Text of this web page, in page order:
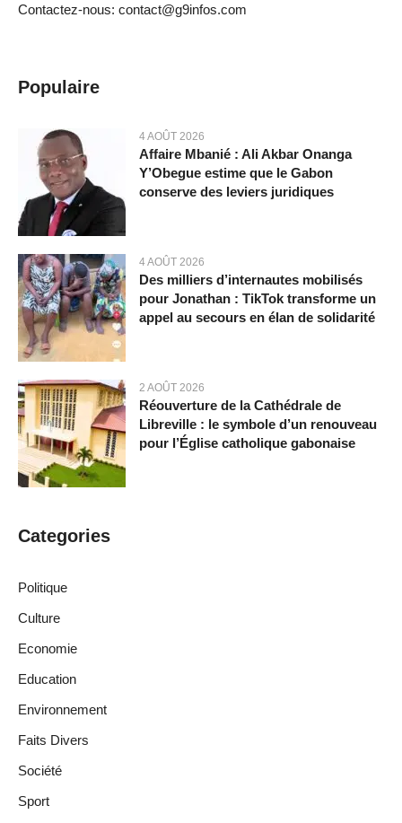
Contactez-nous: contact@g9infos.com
Populaire
4 AOÛT 2026
Affaire Mbanié : Ali Akbar Onanga
Y’Obegue estime que le Gabon
conserve des leviers juridiques
4 AOÛT 2026
Des milliers d’internautes mobilisés
pour Jonathan : TikTok transforme un
appel au secours en élan de solidarité
2 AOÛT 2026
Réouverture de la Cathédrale de
Libreville : le symbole d’un renouveau
pour l’Église catholique gabonaise
Categories
Politique
Culture
Economie
Education
Environnement
Faits Divers
Société
Sport